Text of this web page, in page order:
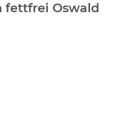
fettfrei Oswald